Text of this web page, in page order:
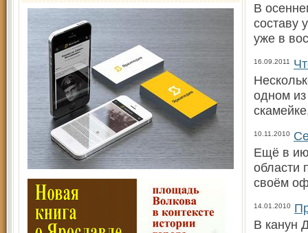
В
составу
уже в
16.09.2011
одном
10.11.2010
Ещё в
области
своём
14.01.2010
В канун